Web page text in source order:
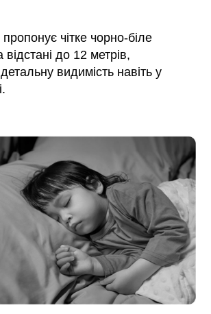
чітке чорно-біле
до 12 метрів,
видимість навіть у